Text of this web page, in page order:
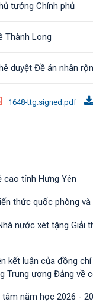
tướng Chính phủ
Thành Long
duyệt Đề án nhân
1648-ttg.signed.pdf
cao tỉnh Hưng Yên
thức quốc phòng
nước xét tặng Giải
kết luận của đồng
Trung ương Đảng về
năm học 2026 -